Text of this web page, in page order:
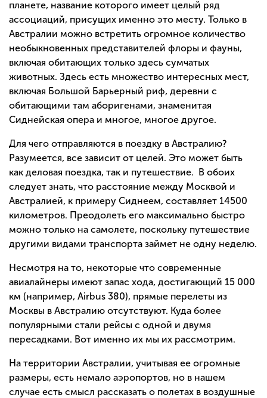
планете, название которого имеет целый ряд
ассоциаций, присущих именно это месту. Только в
Австралии можно встретить огромное количество
необыкновенных представителей флоры и фауны,
включая обитающих только здесь сумчатых
животных. Здесь есть множество интересных мест,
включая Большой Барьерный риф, деревни с
обитающими там аборигенами, знаменитая
Сиднейская опера и многое, многое другое.
Для чего отправляются в поездку в Австралию?
Разумеется, все зависит от целей. Это может быть
как деловая поездка, так и путешествие. В обоих
следует знать, что расстояние между Москвой и
Австралией, к примеру Сиднеем, составляет 14500
километров. Преодолеть его максимально быстро
можно только на самолете, поскольку путешествие
другими видами транспорта займет не одну неделю.
Несмотря на то, некоторые что современные
авиалайнеры имеют запас хода, достигающий 15 000
км (например, Airbus 380), прямые перелеты из
Москвы в Австралию отсутствуют. Куда более
популярными стали рейсы с одной и двумя
пересадками. Вот именно их мы их рассмотрим.
На территории Австралии, учитывая ее огромные
размеры, есть немало аэропортов, но в нашем
случае есть смысл рассказать о полетах в воздушные